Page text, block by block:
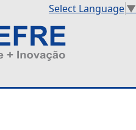
Select Language▼